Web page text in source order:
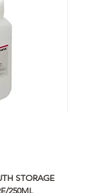
STORAGE
250ML